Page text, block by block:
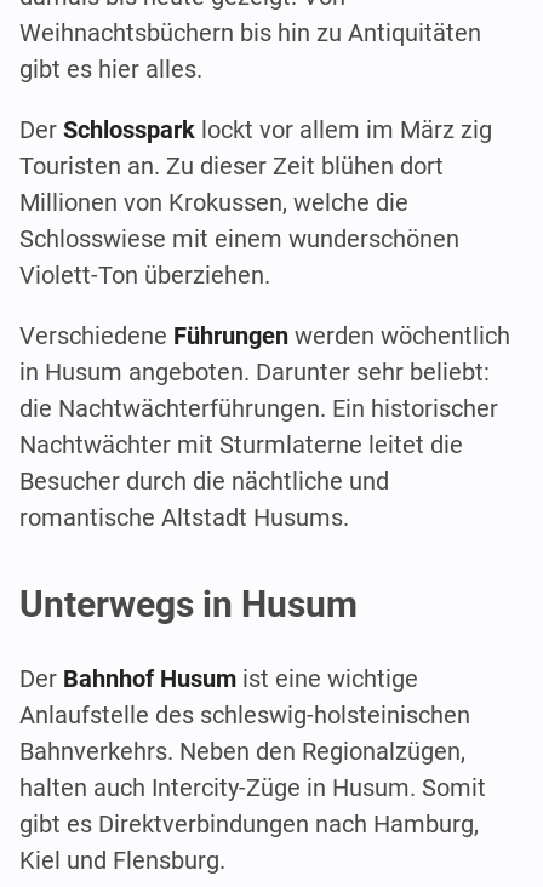
Weihnachtsbüchern bis hin zu Antiquitäten
gibt es hier alles.
Der Schlosspark lockt vor allem im März zig
Touristen an. Zu dieser Zeit blühen dort
Millionen von Krokussen, welche die
Schlosswiese mit einem wunderschönen
Violett-Ton überziehen.
Verschiedene Führungen werden wöchentlich
in Husum angeboten. Darunter sehr beliebt:
die Nachtwächterführungen. Ein historischer
Nachtwächter mit Sturmlaterne leitet die
Besucher durch die nächtliche und
romantische Altstadt Husums.
Unterwegs in Husum
Der Bahnhof Husum ist eine wichtige
Anlaufstelle des schleswig-holsteinischen
Bahnverkehrs. Neben den Regionalzügen,
halten auch Intercity-Züge in Husum. Somit
gibt es Direktverbindungen nach Hamburg,
Kiel und Flensburg.